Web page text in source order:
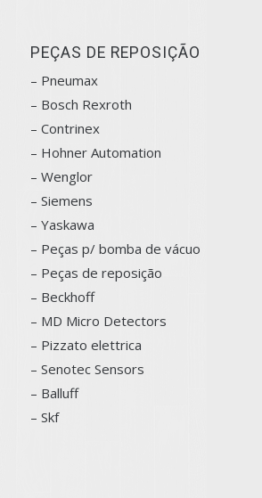
PEÇAS DE REPOSIÇÃO
– Pneumax
– Bosch Rexroth
– Contrinex
– Hohner Automation
– Wenglor
– Siemens
– Yaskawa
– Peças p/ bomba de vácuo
– Peças de reposição
– Beckhoff
– MD Micro Detectors
– Pizzato elettrica
– Senotec Sensors
– Balluff
– Skf